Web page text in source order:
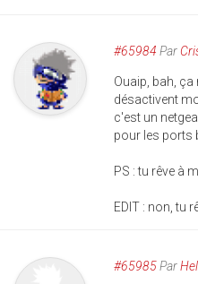
#65984 Par
Ouaip, bah, ça
désactivent
c'est un
pour les ports
PS : tu rêve à
EDIT : non, tu
#65985Par